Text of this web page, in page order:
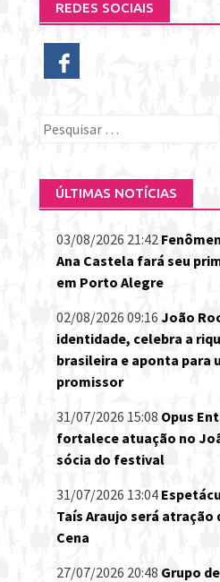
REDES SOCIAIS
Pesquisar
ÚLTIMAS NOTÍCIAS
03/08/2026 21:42
Ana Castela fará seu
em Porto Alegre
02/08/2026 09:16 João
identidade, celebra a
brasileira e aponta para
promissor
31/07/2026 15:08 Opus
fortalece atuação no
sócia do festival
31/07/2026 13:04
Taís Araujo será atração
Cena
27/07/2026 20:48 Grupo